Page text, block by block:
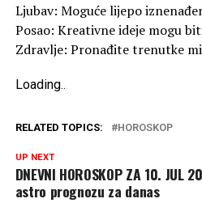
Ljubav: Moguće lijepo
Posao: Kreativne ideje mogu
Zdravlje: Pronađite trenutke
Loading..
RELATED TOPICS: HOROSKOP
UP NEXT
DNEVNI HOROSKOP ZA 10.
astro prognozu za danas